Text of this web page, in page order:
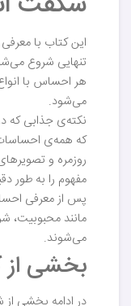
این کتاب با
تنهایی شروع
هر احساس با
می‌شود.
نکته‌ی جذابی که
که همه‌ی
روزمره و
مفهوم را به طور
پس از معرفی
مانند محبوبیت،
می‌شوند.
بخشی از